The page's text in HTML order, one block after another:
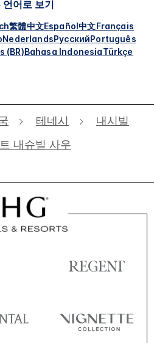
언어로 보기
繁體中文Español中文Français
NederlandsРусскийPortuguês
(BR)Bahasa IndonesiaTürkçe
테네시
내시빌
내슈빌 사우